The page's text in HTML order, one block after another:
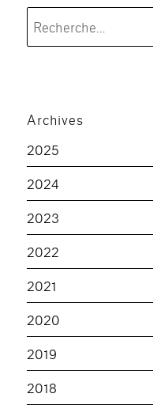
Archives
2025
2024
2023
2022
2021
2020
2019
2018